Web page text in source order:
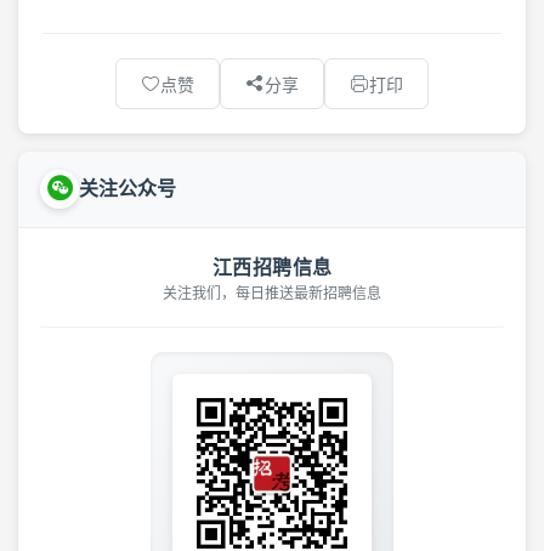
点赞 分享 打印
关注公众号
江西招聘信息
关注我们，每日推送最新招聘信息